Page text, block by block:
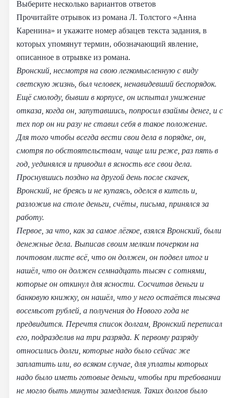
Выберите несколько вариантов ответов
Прочитайте отрывок из романа Л. Толстого «Анна
Каренина» и укажите номер абзацев текста задания, в
которых упомянут термин, обозначающий явление,
описанное в отрывке из романа.
Вронский, несмотря на свою легкомысленную с виду
светскую жизнь, был человек, ненавидевший беспорядок.
Ещё смолоду, бывши в корпусе, он испытал унижение
отказа, когда он, запутавшись, попросил взаймы денег, и с
тех пор он ни разу не ставил себя в такое положение.
Для того чтобы всегда вести свои дела в порядке, он,
смотря по обстоятельствам, чаще или реже, раз пять в
год, уединялся и приводил в ясность все свои дела.
Проснувшись поздно на другой день после скачек,
Вронский, не бреясь и не купаясь, оделся в китель и,
разложив на столе деньги, счёты, письма, принялся за
работу.
Первое, за что, как за самое лёгкое, взялся Вронский, были
денежные дела. Выписав своим мелким почерком на
почтовом листе всё, что он должен, он подвел итог и
нашёл, что он должен семнадцать тысяч с сотнями,
которые он откинул для ясности. Сосчитав деньги и
банковую книжку, он нашёл, что у него остаётся тысяча
восемьсот рублей, а получения до Нового года не
предвидится. Перечтя список долгам, Вронский переписал
его, подразделив на три разряда. К первому разряду
относились долги, которые надо было сейчас же
заплатить или, во всяком случае, для уплаты которых
надо было иметь готовые деньги, чтобы при требовании
не могло быть минуты замедления. Таких долгов было